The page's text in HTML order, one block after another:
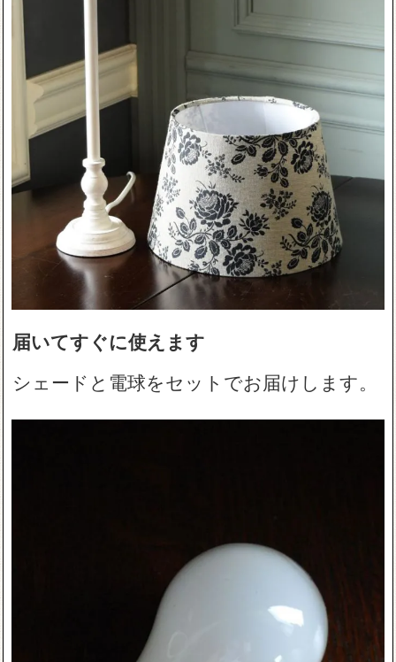
届いてすぐに使えます
シェードと電球をセットでお届けします。